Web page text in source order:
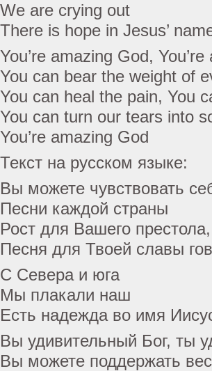
We are crying out
There is hope in Jesus’
You’re amazing God,
You can bear the weight of
You can heal the pain, You
You can turn our tears into
You’re amazing God
Текст на русском языке:
Вы можете чувствовать
Песни каждой страны
Рост для Вашего
Песня для Твоей славы
С Севера и юга
Мы плакали наш
Есть надежда во имя
Вы удивительный Бог, ты
Вы можете поддержать